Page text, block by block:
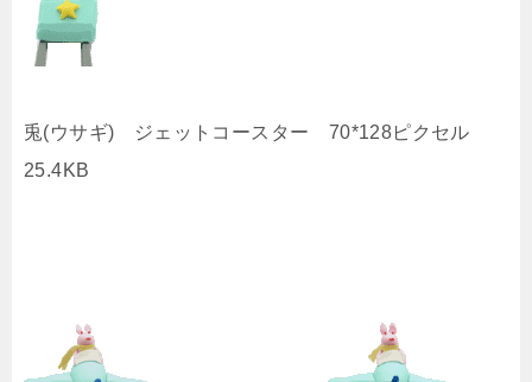
兎(ウサギ) ジェットコースター 70*128ピクセル
25.4KB